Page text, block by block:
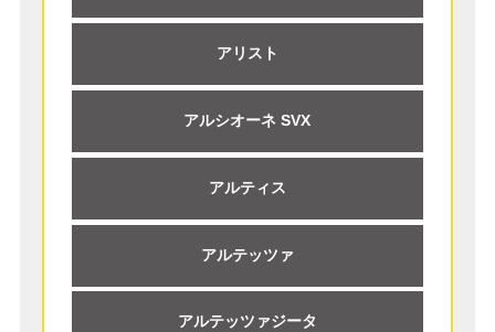
アリスト
アルシオーネ SVX
アルティス
アルテッツァ
アルテッツァジータ